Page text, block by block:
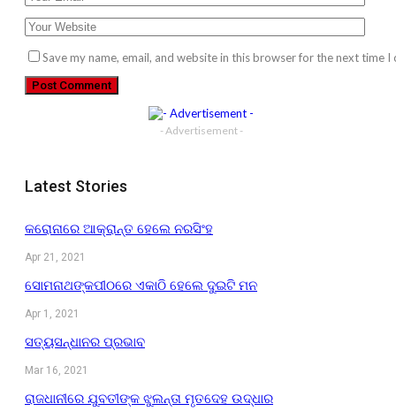
Save my name, email, and website in this browser for the next time I
- Advertisement -
Latest Stories
କରୋନାରେ ଆକ୍ରାନ୍ତ ହେଲେ ନରସିଂହ
Apr 21, 2021
ସୋମନାଥଙ୍କପୀଠରେ ଏକାଠି ହେଲେ ଦୁଇଟି ମନ
Apr 1, 2021
ସତ୍ୟସନ୍ଧାନର ପ୍ରଭାବ
Mar 16, 2021
ରାଜଧାନୀରେ ଯୁବତୀଙ୍କ ଝୁଲନ୍ତା ମୃତଦେହ ଉଦ୍ଧାର